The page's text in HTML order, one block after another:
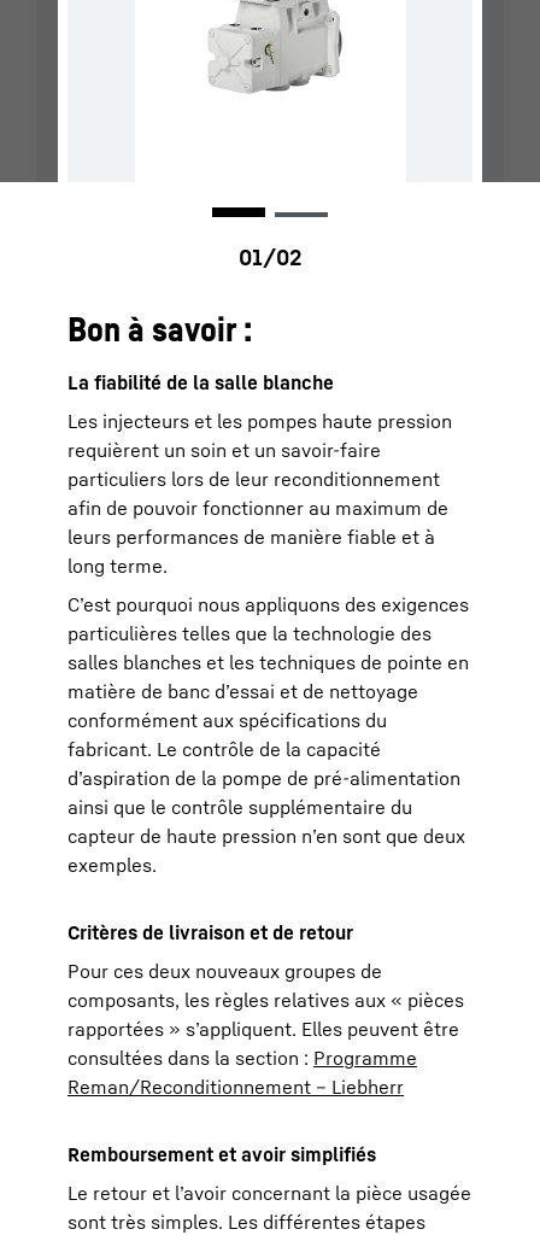
Bon à savoir :
La fiabilité de la salle blanche
Les injecteurs et les pompes haute pression
requièrent un soin et un savoir-faire
particuliers lors de leur reconditionnement
afin de pouvoir fonctionner au maximum de
leurs performances de manière fiable et à
long terme.
C’est pourquoi nous appliquons des exigences
particulières telles que la technologie des
salles blanches et les techniques de pointe en
matière de banc d’essai et de nettoyage
conformément aux spécifications du
fabricant. Le contrôle de la capacité
d’aspiration de la pompe de pré-alimentation
ainsi que le contrôle supplémentaire du
capteur de haute pression n’en sont que deux
exemples.
Critères de livraison et de retour
Pour ces deux nouveaux groupes de
composants, les règles relatives aux « pièces
rapportées » s’appliquent. Elles peuvent être
consultées dans la section : Programme
Reman/Reconditionnement – Liebherr
Remboursement et avoir simplifiés
Le retour et l’avoir concernant la pièce usagée
sont très simples. Les différentes étapes